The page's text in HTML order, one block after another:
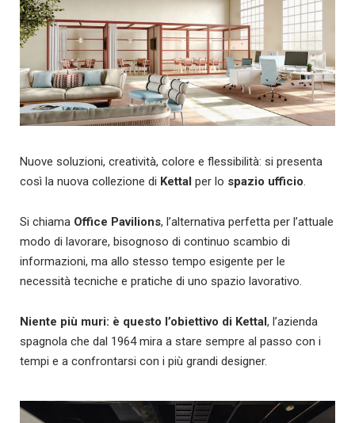
Nuove soluzioni, creatività, colore e flessibilità: si presenta
così la nuova collezione di Kettal per lo spazio ufficio.
Si chiama Office Pavilions, l’alternativa perfetta per l’attuale
modo di lavorare, bisognoso di continuo scambio di
informazioni, ma allo stesso tempo esigente per le
necessità tecniche e pratiche di uno spazio lavorativo.
Niente più muri: è questo l’obiettivo di Kettal, l’azienda
spagnola che dal 1964 mira a stare sempre al passo con i
tempi e a confrontarsi con i più grandi designer.